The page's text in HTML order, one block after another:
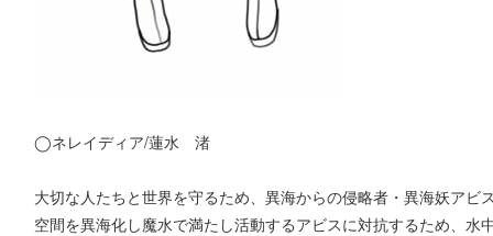
◯ネレイディア/蓮水 渚
大切な人たちと世界を守るため、異海からの侵略者・異海妖アビ
空間を異海化し魔水で満たし活動するアビスに対抗するため、水